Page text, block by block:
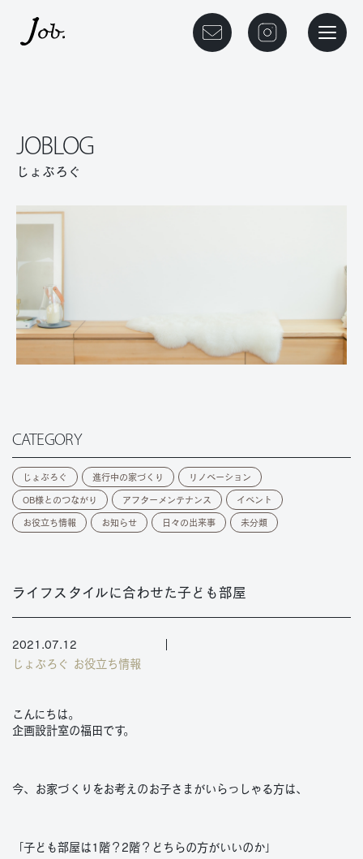
メニュ
JOBLOG
じょぶろぐ
CATEGORY
じょぶろぐ 進行中の家づくり リノベーション
OB様とのつながり アフターメンテナンス イベント
お役立ち情報 お知らせ 日々の出来事 未分類
ライフスタイルに合わせた子ども部屋
2021.07.12
じょぶろぐ お役立ち情報
こんにちは。
企画設計室の福田です。
今、お家づくりをお考えのお子さまがいらっしゃる方は、
「子ども部屋は1階？2階？どちらの方がいいのか」